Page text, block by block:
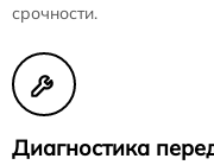
срочности.
Диагностика